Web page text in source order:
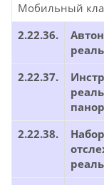
Мобильный
2.22.36.
2.22.37.
2.22.38.